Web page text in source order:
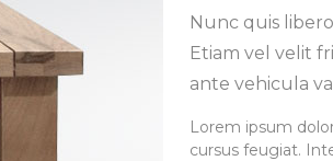
Nunc quis
Etiam vel velit
ante vehicula
Lorem ipsum
cursus feugiat.